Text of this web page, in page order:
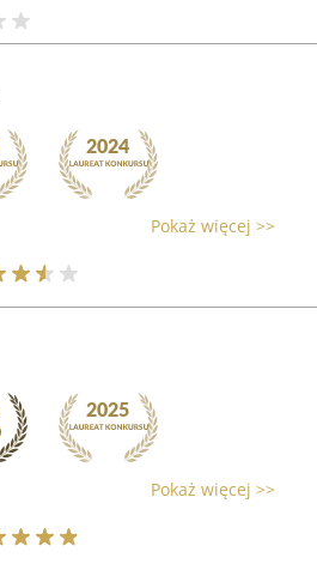
Pokaż więcej >>
Pokaż więcej >>